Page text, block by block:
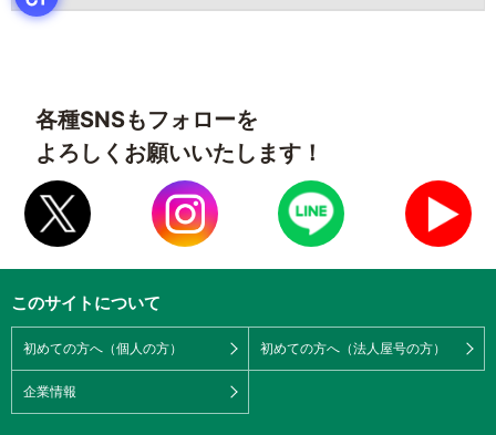
各種SNSもフォローを
よろしくお願いいたします！
このサイトについて
初めての方へ（個人の方） 初めての方へ（法人屋号の方）
企業情報